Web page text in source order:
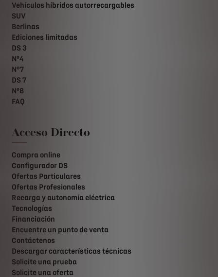
Vehículos híbridos autorrecargables
SUV
Berlinas
Ediciones limitadas
DS 3
Nº4
N°7
DS 7
Nº8
FAQ
Acceso Directo
Compra online
Configurador DS
Ofertas Particulares
Ofertas Profesionales
Recarga y autonomía eléctrica
Tecnologías
Financiación
Encuentre un punto de venta
Contáctenos
Descargar características técnicas
Solicite una prueba
Solicite una oferta